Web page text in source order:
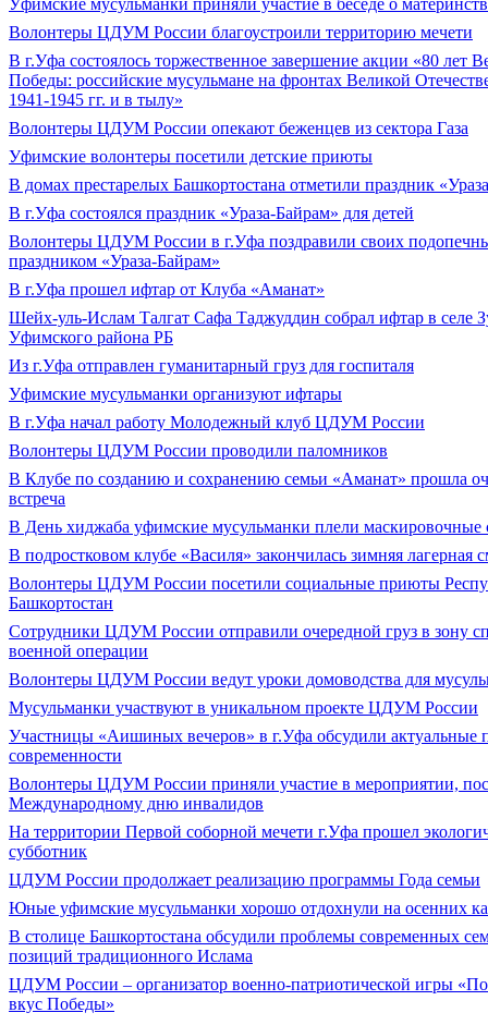
Уфимские мусульманки приняли участие в беседе о
Волонтеры ЦДУМ России благоустроили территорию мечети
В г.Уфа состоялось торжественное завершение акции «80 лет
Победы: российские мусульмане на фронтах Великой
1941-1945 гг. и в тылу»
Волонтеры ЦДУМ России опекают беженцев из сектора Газа
Уфимские волонтеры посетили детские приюты
В домах престарелых Башкортостана отметили праздник
В г.Уфа состоялся праздник «Ураза-Байрам» для детей
Волонтеры ЦДУМ России в г.Уфа поздравили своих
праздником «Ураза-Байрам»
В г.Уфа прошел ифтар от Клуба «Аманат»
Шейх-уль-Ислам Талгат Сафа Таджуддин собрал ифтар в селе
Уфимского района РБ
Из г.Уфа отправлен гуманитарный груз для госпиталя
Уфимские мусульманки организуют ифтары
В г.Уфа начал работу Молодежный клуб ЦДУМ России
Волонтеры ЦДУМ России проводили паломников
В Клубе по созданию и сохранению семьи «Аманат» прошла
встреча
В День хиджаба уфимские мусульманки плели маскировочные
В подростковом клубе «Василя» закончилась зимняя лагерная
Волонтеры ЦДУМ России посетили социальные приюты
Башкортостан
Сотрудники ЦДУМ России отправили очередной груз в зону
военной операции
Волонтеры ЦДУМ России ведут уроки домоводства для
Мусульманки участвуют в уникальном проекте ЦДУМ России
Участницы «Аишиных вечеров» в г.Уфа обсудили актуальные
современности
Волонтеры ЦДУМ России приняли участие в мероприятии,
Международному дню инвалидов
На территории Первой соборной мечети г.Уфа прошел
субботник
ЦДУМ России продолжает реализацию программы Года семьи
Юные уфимские мусульманки хорошо отдохнули на осенних
В столице Башкортостана обсудили проблемы современных
позиций традиционного Ислама
ЦДУМ России – организатор военно-патриотической игры
вкус Победы»